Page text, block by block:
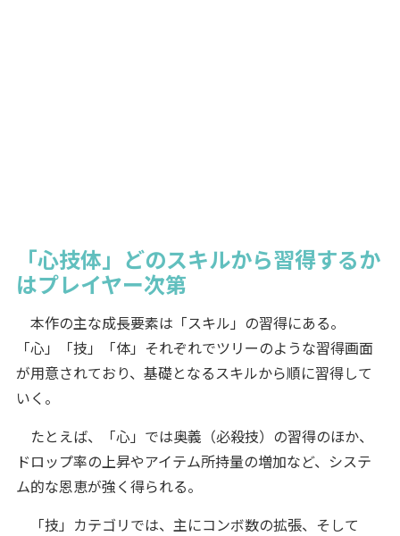
「心技体」どのスキルから習得するか
はプレイヤー次第
本作の主な成長要素は「スキル」の習得にある。
「心」「技」「体」それぞれでツリーのような習得画面
が用意されており、基礎となるスキルから順に習得して
いく。
たとえば、「心」では奥義（必殺技）の習得のほか、
ドロップ率の上昇やアイテム所持量の増加など、システ
ム的な恩恵が強く得られる。
「技」カテゴリでは、主にコンボ数の拡張、そして